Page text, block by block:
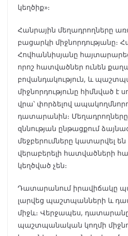
կեղծիք»։
Հանրային մեղադրողները
բացարկի միջնորդությանը։
Հովհաննիսյանը
որոշ հատվածներ ունեն
բովանդակություն, և
միջնորդությունը հիմնված է
վրա՝ փորձելով
դատարանին։
զննության ընթացքում
մեջբերումները կատարվել են
վերաբերելի հատվածների
կեղծված չեն։
Դատարանում իրավիճակը
լարվեց պաշտպանների և
միջև։ Վերջապես,
պաշտպանական կողմի